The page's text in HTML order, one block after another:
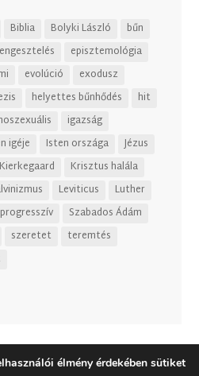
Biblia Bolyki László
bűn
engesztelés
episztemológia
evolúció
exodusz
helyettes bűnhődés
hit
igazság
igéje Isten országa
Jézus
Kierkegaard
Krisztus halála
Leviticus
Luther
progresszív
Szabados Ádám
szeretet
teremtés
élmény érdekében sütiket